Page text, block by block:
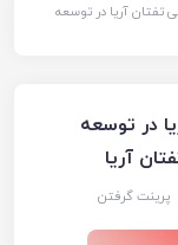
آریا در توسعه
در توسعه
آریا
پرینت گرفتن